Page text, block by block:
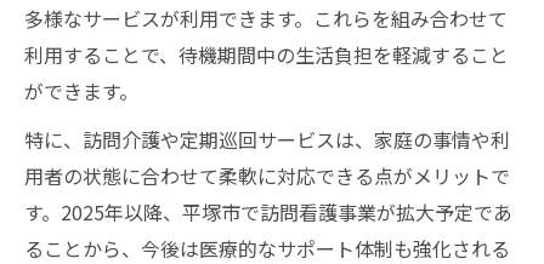
多様なサービスが利用できます。これらを組み合わせて
利用することで、待機期間中の生活負担を軽減すること
ができます。
特に、訪問介護や定期巡回サービスは、家庭の事情や利
用者の状態に合わせて柔軟に対応できる点がメリットで
す。2025年以降、平塚市で訪問看護事業が拡大予定であ
ることから、今後は医療的なサポート体制も強化される